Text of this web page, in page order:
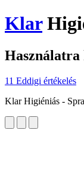
Klar
Használatra
11 Eddigi értékelés
Klar Higiéniás -